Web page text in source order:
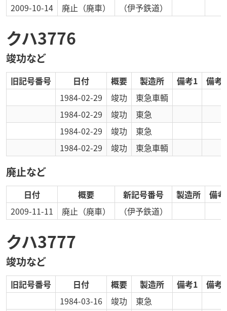
2009-10-14
廃止 （廃車） （伊予鉄道）
クハ3776
竣功など
旧記号番号 日付 概要 製造所 備考1
備考2
1984-02-29
竣功
東急車輌
1984-02-29
竣功
東急
1984-02-29
竣功
東急
1984-02-29
竣功 東急車輌
廃止など
日付 概要 新記号番号 製造所
備
2009-11-11
廃止 （廃車） （伊予鉄道）
クハ3777
竣功など
旧記号番号 日付 概要 製造所 備考1
備考2
1984-03-16
竣功
東急